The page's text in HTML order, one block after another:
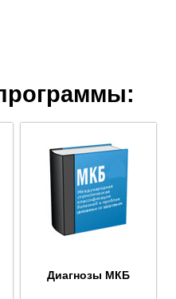
Диагнозы МКБ